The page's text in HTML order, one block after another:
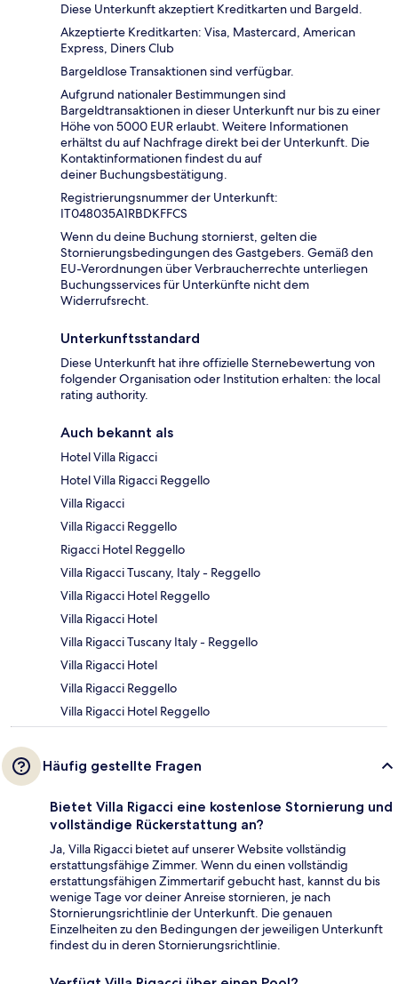
Diese Unterkunft akzeptiert Kreditkarten und Bargeld.
Akzeptierte Kreditkarten: Visa, Mastercard, American
Express, Diners Club
Bargeldlose Transaktionen sind verfügbar.
Aufgrund nationaler Bestimmungen sind
Bargeldtransaktionen in dieser Unterkunft nur bis zu einer
Höhe von 5000 EUR erlaubt. Weitere Informationen
erhältst du auf Nachfrage direkt bei der Unterkunft. Die
Kontaktinformationen findest du auf
deiner Buchungsbestätigung.
Registrierungsnummer der Unterkunft:
IT048035A1RBDKFFCS
Wenn du deine Buchung stornierst, gelten die
Stornierungsbedingungen des Gastgebers. Gemäß den
EU-Verordnungen über Verbraucherrechte unterliegen
Buchungsservices für Unterkünfte nicht dem
Widerrufsrecht.
Unterkunftsstandard
Diese Unterkunft hat ihre offizielle Sternebewertung von
folgender Organisation oder Institution erhalten: the local
rating authority.
Auch bekannt als
Hotel Villa Rigacci
Hotel Villa Rigacci Reggello
Villa Rigacci
Villa Rigacci Reggello
Rigacci Hotel Reggello
Villa Rigacci Tuscany, Italy - Reggello
Villa Rigacci Hotel Reggello
Villa Rigacci Hotel
Villa Rigacci Tuscany Italy - Reggello
Villa Rigacci Hotel
Villa Rigacci Reggello
Villa Rigacci Hotel Reggello
Häufig gestellte Fragen
Bietet Villa Rigacci eine kostenlose Stornierung und
vollständige Rückerstattung an?
Ja, Villa Rigacci bietet auf unserer Website vollständig
erstattungsfähige Zimmer. Wenn du einen vollständig
erstattungsfähigen Zimmertarif gebucht hast, kannst du bis
wenige Tage vor deiner Anreise stornieren, je nach
Stornierungsrichtlinie der Unterkunft. Die genauen
Einzelheiten zu den Bedingungen der jeweiligen Unterkunft
findest du in deren Stornierungsrichtlinie.